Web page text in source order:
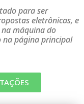
para ser
eletrônicas, e
máquina do
na página principal